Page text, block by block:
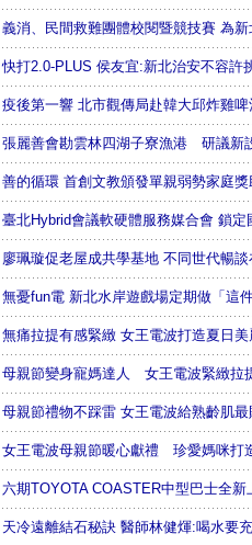
義消、民間救難團體校閱暨競技賽 為新
快打2.0-PLUS 侯友宜:新北治安不容許
疫後第一響 北市觀傳局赴韓大邱炸雞啤
張麗善會勘雲林四湖子寮漁港 研議新
善的循環 首創文教頒發單親弱勢家庭獎
臺北Hybrid會議軟硬體服務媒合會 鎖定
廖珮璇促老屋成共學基地 不同世代暢談
無憂fun電 新北水岸遊戲場定期做「這
無痛拉提有感緊緻 女王電波打造夏日美
母親節變身寵媽達人 女王電波緊緻拉
母親節禮物不踩雷 女王電波給熟齡肌最
女王電波母親節暖心獻禮 珍愛媽咪打
六期TOYOTA COASTER中型巴士全新
天冷遠離結石秘訣 醫師林健煇:喝水要